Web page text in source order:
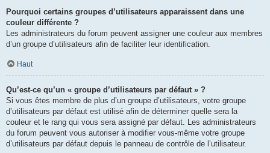
Pourquoi certains groupes d’utilisateurs apparaissent dans une
couleur différente ?
Les administrateurs du forum peuvent assigner une couleur aux membres
d’un groupe d’utilisateurs afin de faciliter leur identification.
Haut
Qu’est-ce qu’un « groupe d’utilisateurs par défaut » ?
Si vous êtes membre de plus d’un groupe d’utilisateurs, votre groupe
d’utilisateurs par défaut est utilisé afin de déterminer quelle sera la
couleur et le rang qui vous sera assigné par défaut. Les administrateurs
du forum peuvent vous autoriser à modifier vous-même votre groupe
d’utilisateurs par défaut depuis le panneau de contrôle de l’utilisateur.